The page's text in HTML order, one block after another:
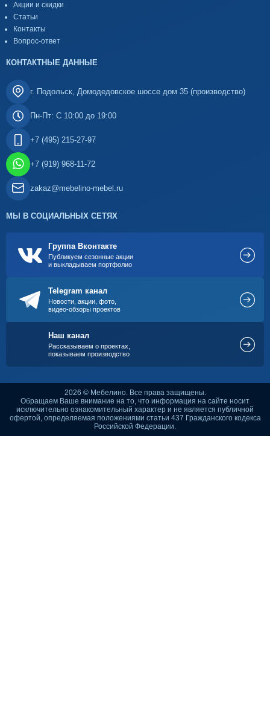
Акции и скидки
Статьи
Контакты
Вопрос-ответ
КОНТАКТНЫЕ ДАННЫЕ
г. Подольск, Домодедовское шоссе дом 35 (производство)
Пн-Пт: С 10:00 до 19:00
+7 (495) 215-27-97
+7 (919) 968-11-72
zakaz@mebelino-mebel.ru
МЫ В СОЦИАЛЬНЫХ СЕТЯХ
Группа Вконтакте
Публикуем сезонные акции
и выкладываем портфолио
Telegram канал
Новости, акции, фото,
видео-обзоры проектов
Наш канал
Рассказываем о проектах,
показываем производство
2026 © Мебелино. Все права защищены.
Обращаем Ваше внимание на то, что информация на сайте носит
исключительно ознакомительный характер и не является публичной
офертой, определяемая положениями статьи 437 Гражданского кодекса
Российской Федерации.